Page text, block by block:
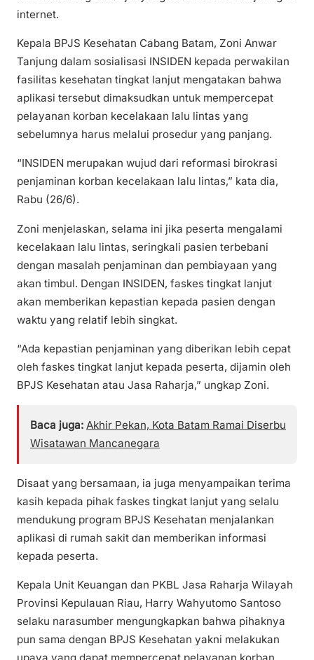
internet.
Kepala BPJS Kesehatan Cabang Batam, Zoni Anwar
Tanjung dalam sosialisasi INSIDEN kepada perwakilan
fasilitas kesehatan tingkat lanjut mengatakan bahwa
aplikasi tersebut dimaksudkan untuk mempercepat
pelayanan korban kecelakaan lalu lintas yang
sebelumnya harus melalui prosedur yang panjang.
“INSIDEN merupakan wujud dari reformasi birokrasi
penjaminan korban kecelakaan lalu lintas,” kata dia,
Rabu (26/6).
Zoni menjelaskan, selama ini jika peserta mengalami
kecelakaan lalu lintas, seringkali pasien terbebani
dengan masalah penjaminan dan pembiayaan yang
akan timbul. Dengan INSIDEN, faskes tingkat lanjut
akan memberikan kepastian kepada pasien dengan
waktu yang relatif lebih singkat.
“Ada kepastian penjaminan yang diberikan lebih cepat
oleh faskes tingkat lanjut kepada peserta, dijamin oleh
BPJS Kesehatan atau Jasa Raharja,” ungkap Zoni.
Baca juga: Akhir Pekan, Kota Batam Ramai Diserbu
Wisatawan Mancanegara
Disaat yang bersamaan, ia juga menyampaikan terima
kasih kepada pihak faskes tingkat lanjut yang selalu
mendukung program BPJS Kesehatan menjalankan
aplikasi di rumah sakit dan memberikan informasi
kepada peserta.
Kepala Unit Keuangan dan PKBL Jasa Raharja Wilayah
Provinsi Kepulauan Riau, Harry Wahyutomo Santoso
selaku narasumber mengungkapkan bahwa pihaknya
pun sama dengan BPJS Kesehatan yakni melakukan